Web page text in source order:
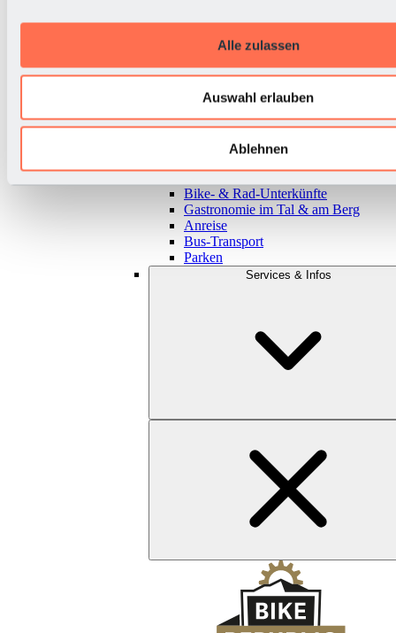
Alle zulassen
Auswahl erlauben
Ablehnen
Zurück
Bike- & Rad-Unterkünfte
Gastronomie im Tal & am Berg
Anreise
Bus-Transport
Parken
Services & Infos